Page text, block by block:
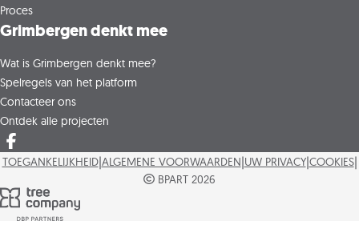
Proces
Grimbergen denkt mee
Wat is Grimbergen denkt mee?
Spelregels van het platform
Contacteer ons
Ontdek alle projecten
Deel op facebook
TOEGANKELIJKHEID|ALGEMENE VOORWAARDEN|UW PRIVACY|COOKIES|
BPART 2026